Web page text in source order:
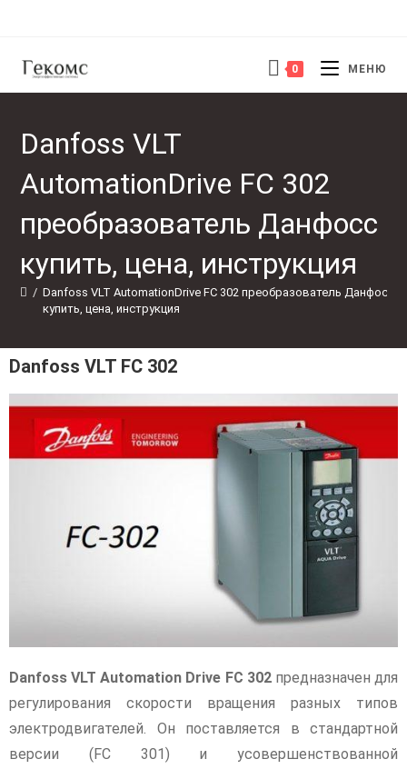
0 МЕНЮ
Danfoss VLT
AutomationDrive FC 302
преобразователь Данфосс
купить, цена, инструкция
/ Danfoss VLT AutomationDrive FC 302 преобразователь Данфосс
купить, цена, инструкция
Danfoss VLT FC 302
Danfoss VLT Automation Drive FC 302 предназначен для
регулирования скорости вращения разных типов
электродвигателей. Он поставляется в стандартной
версии (FC 301) и усовершенствованной